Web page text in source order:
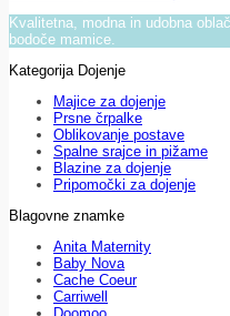
Kvalitetna, modna in udobna
bodoče mamice.
Kategorija Dojenje
Majice za dojenje
Prsne črpalke
Oblikovanje postave
Spalne srajce in pižame
Blazine za dojenje
Pripomočki za dojenje
Blagovne znamke
Anita Maternity
Baby Nova
Cache Coeur
Carriwell